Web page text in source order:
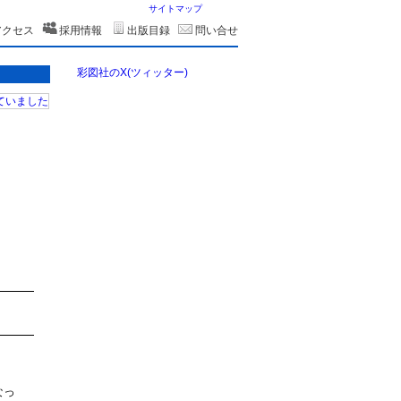
サイトマップ
クセス 採用情報 出版目録
問い合せ
彩図社のX(ツィッター)